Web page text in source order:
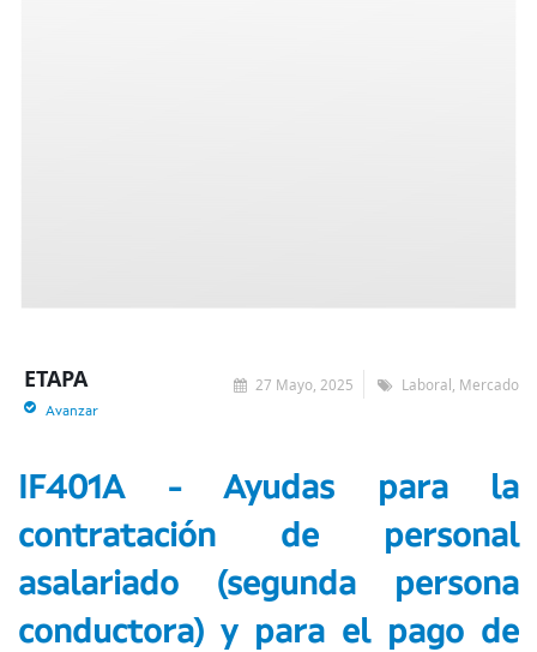
27 Mayo, 2025 Laboral, Mercado
ETAPA
Avanzar
IF401A - Ayudas para la
contratación de personal
asalariado (segunda persona
conductora) y para el pago de